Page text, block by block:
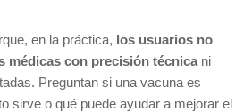
en la práctica, los usuarios no
médicas con precisión técnica ni
Preguntan si una vacuna es
sirve o qué puede ayudar a mejorar el